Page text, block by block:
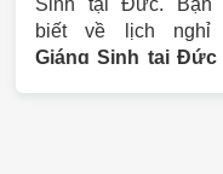
Sinh tại Đức. Bạn
biết về lịch nghỉ
Giáng Sinh tại Đức